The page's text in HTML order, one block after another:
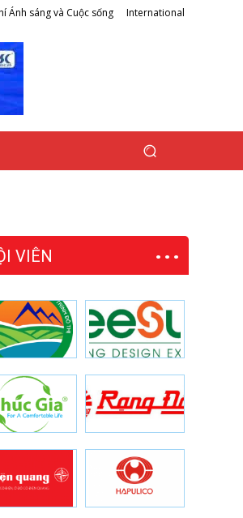
Ánh sáng và Cuộc sống International
VIÊN